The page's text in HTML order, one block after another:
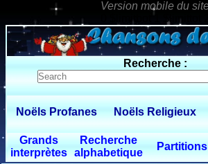
0 $limitbot 1 $limittot 2
Recherche :
Noëls Profanes Noëls Religieux
Grands
interprètes
Recherche
alphabetique
Partitions